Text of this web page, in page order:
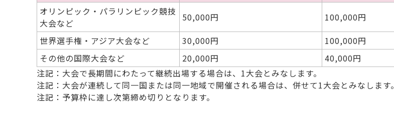
オリンピック・パラリンピック競技
大会など
50,000円
100,000円
世界選手権・アジア大会など
30,000円
100,000円
その他の国際大会など
20,000円
40,000円
注記：大会で長期間にわたって継続出場する場合は、1大会とみなします。
注記：大会が連続して同一国または同一地域で開催される場合は、併せて1大会とみなします。
注記：予算枠に達し次第締め切りとなります。